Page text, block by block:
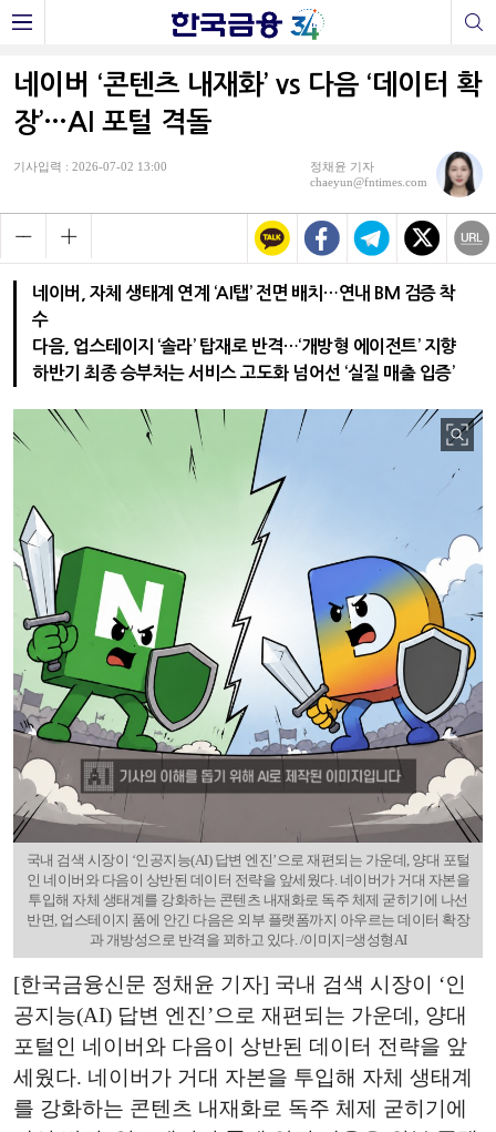
네이버 ‘콘텐츠 내재화’ vs 다음 ‘데이터 확
장’…AI 포털 격돌
기사입력 : 2026-07-02 13:00
정채윤 기자
chaeyun@fntimes.com
네이버, 자체 생태계 연계 ‘AI탭’ 전면 배치…연내 BM 검증 착
수
다음, 업스테이지 ‘솔라’ 탑재로 반격…‘개방형 에이전트’ 지향
하반기 최종 승부처는 서비스 고도화 넘어선 ‘실질 매출 입증’
국내 검색 시장이 ‘인공지능(AI) 답변 엔진’으로 재편되는 가운데, 양대 포털
인 네이버와 다음이 상반된 데이터 전략을 앞세웠다. 네이버가 거대 자본을
투입해 자체 생태계를 강화하는 콘텐츠 내재화로 독주 체제 굳히기에 나선
반면, 업스테이지 품에 안긴 다음은 외부 플랫폼까지 아우르는 데이터 확장
과 개방성으로 반격을 꾀하고 있다. /이미지=생성형AI
[한국금융신문 정채윤 기자] 국내 검색 시장이 ‘인
공지능(AI) 답변 엔진’으로 재편되는 가운데, 양대
포털인 네이버와 다음이 상반된 데이터 전략을 앞
세웠다. 네이버가 거대 자본을 투입해 자체 생태계
를 강화하는 콘텐츠 내재화로 독주 체제 굳히기에